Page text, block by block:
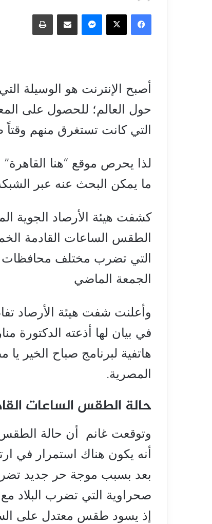
فيسبوك ‫X ماسنجر مشاركة عبر البريد طباعة
أصبح الإنترنت هو الوسيلة
حول العالم؛ للحصول على
التي كانت تستغرق منهم وقتاً
لذا يحرص موقع “هنا
ما يمكن البحث عنه عبر
كشفت هيئة الأرصاد الجوية
التي تضرب مختلف محافظات
الجمعة الماضي
في بيان لها أذعته الدكتورة
هاتفية لبرنامج صباح الخير يا
المصرية.
حالة الطقس الساعات
أنه يكون هناك استمرار في
بعد بسبب موجة حر جديد
صحراوية التي تضرب البلاد
إذ يسود طقس معتدل على